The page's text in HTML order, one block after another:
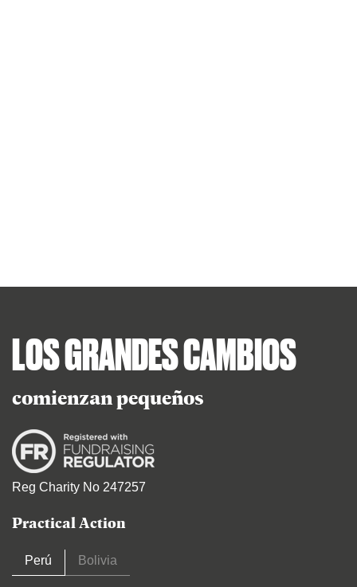
LOS GRANDES CAMBIOS
comienzan pequeños
Reg Charity No 247257
Practical Action
Perú Bolivia